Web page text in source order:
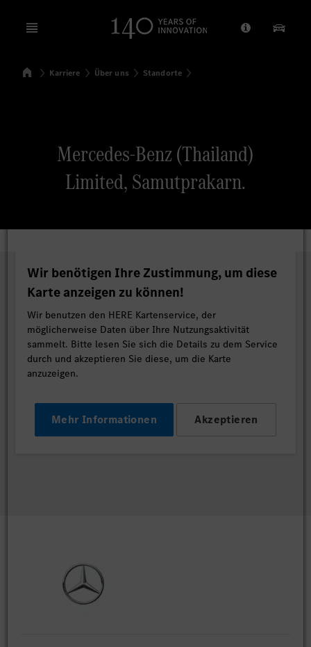
Open menu Anbieter/
SuchenStartseite
Karriere Über uns Standorte
Mercedes-Benz (Thailand)
Limited, Samutprakarn.
Wir benötigen Ihre Zustimmung, um diese
Karte anzeigen zu können!
Wir benutzen den HERE Kartenservice, der
möglicherweise Daten über Ihre Nutzungsaktivität
sammelt. Bitte lesen Sie sich die Details zu dem Service
durch und akzeptieren Sie diese, um die Karte
anzuzeigen.
Mehr Informationen Akzeptieren